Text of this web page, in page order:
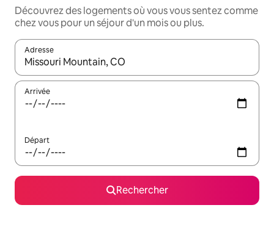
Découvrez des logements où vous vous sentez comme
chez vous pour un séjour d'un mois ou plus.
Adresse
Lorsque les résultats s'affichent, utilisez les flèches vers le
Arrivée
Départ
Rechercher